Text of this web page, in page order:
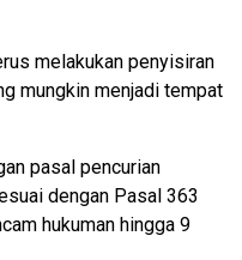
melakukan penyisiran
mungkin menjadi tempat
pasal pencurian
dengan Pasal 363
hukuman hingga 9